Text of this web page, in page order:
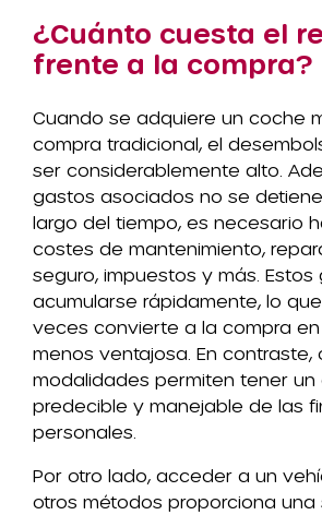
¿Cuánto cuesta el
frente a la compra?
Cuando se adquiere un coche
compra tradicional, el
ser considerablemente alto.
gastos asociados no se
largo del tiempo, es necesario
costes de mantenimiento,
seguro, impuestos y más.
acumularse rápidamente, lo
veces convierte a la compra
menos ventajosa. En contraste,
modalidades permiten tener un
predecible y manejable de las
personales.
Por otro lado, acceder a un
otros métodos proporciona una